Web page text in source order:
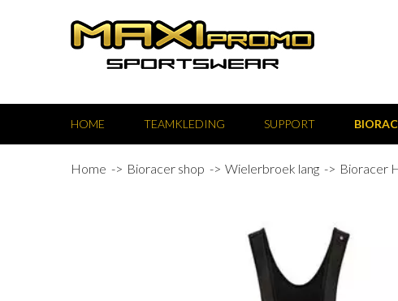
HOME TEAMKLEDING SUPPORT
Home Bioracer shop Wielerbroek lang Bioracer